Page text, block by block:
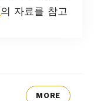
의 자료를 참고
MORE